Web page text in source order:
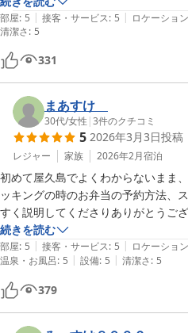
部屋: 5 | 接客・サービス: 5 | ロケーション
清潔さ: 5
331
まあすけ
30代/女性 |3件のクチコミ
5 2026年3月3日投稿
レジャー 家族 2026年2月宿泊
初めて屋久島でよくわからないまま
ッキングの時のお弁当の予約方法、
すく説明してくださりありがとうござ
最終日にまさかの飛行機が欠航にな
てもらいましたが、もう一泊屋久島
コテージ自体もとても綺麗で毎日ゴ
しかったです。
近所の方も優しい方が多く、挨拶を
ました。
続きを読む
部屋: 5 | 接客・サービス: 5 | ロケーション
温泉・お風呂: 5 | 設備: 5 | 清潔さ: 5
379